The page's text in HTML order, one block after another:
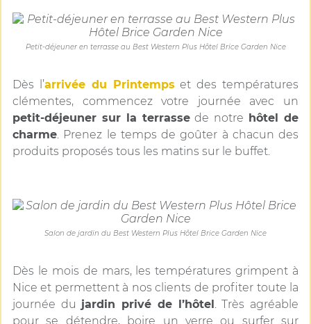
Petit-déjeuner en terrasse au Best Western Plus Hôtel Brice Garden Nice
Dès l’arrivée du Printemps et des températures
clémentes, commencez votre journée avec un
petit-déjeuner sur la terrassede notre hôtel de
charme. Prenez le temps de goûter à chacun des
produits proposés tous les matins sur le buffet.
Salon de jardin du Best Western Plus Hôtel Brice Garden Nice
Dès le mois de mars, les températures grimpent à
Nice et permettent à nos clients de profiter toute la
journée du jardin privé de l’hôtel. Très agréable
pour se détendre, boire un verre ou surfer sur